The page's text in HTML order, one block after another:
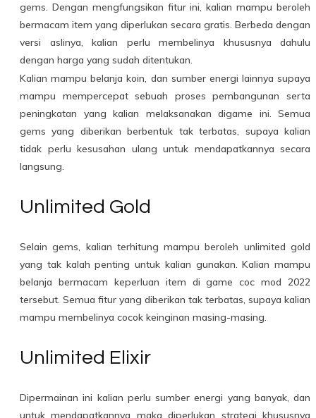
gems. Dengan mengfungsikan fitur ini, kalian mampu beroleh
bermacam item yang diperlukan secara gratis. Berbeda dengan
versi aslinya, kalian perlu membelinya khususnya dahulu
dengan harga yang sudah ditentukan.
Kalian mampu belanja koin, dan sumber energi lainnya supaya
mampu mempercepat sebuah proses pembangunan serta
peningkatan yang kalian melaksanakan digame ini. Semua
gems yang diberikan berbentuk tak terbatas, supaya kalian
tidak perlu kesusahan ulang untuk mendapatkannya secara
langsung.
Unlimited Gold
Selain gems, kalian terhitung mampu beroleh unlimited gold
yang tak kalah penting untuk kalian gunakan. Kalian mampu
belanja bermacam keperluan item di game coc mod 2022
tersebut. Semua fitur yang diberikan tak terbatas, supaya kalian
mampu membelinya cocok keinginan masing-masing.
Unlimited Elixir
Dipermainan ini kalian perlu sumber energi yang banyak, dan
untuk mendapatkannya maka diperlukan strategi khususnya